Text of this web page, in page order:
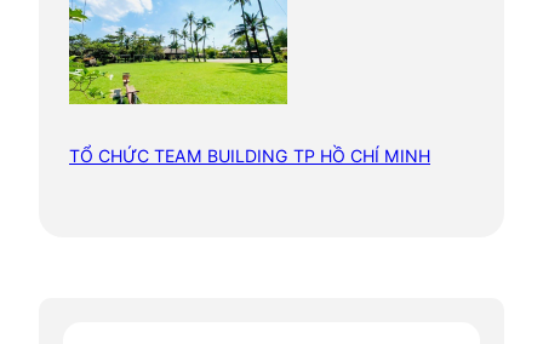
TỔ CHỨC TEAM BUILDING TP HỒ CHÍ MINH